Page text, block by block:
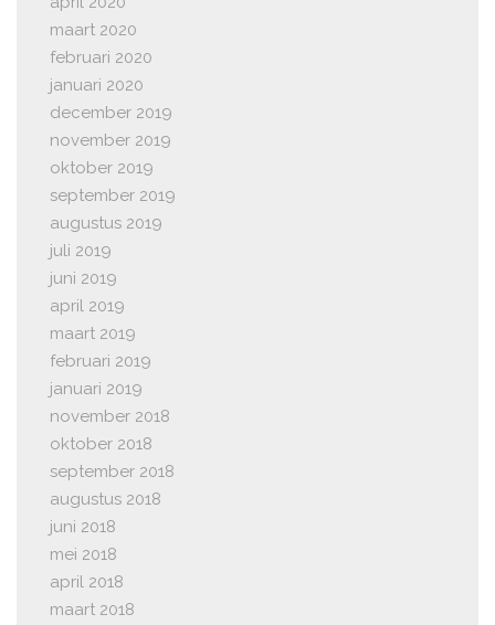
maart 2020
februari 2020
januari 2020
december 2019
november 2019
oktober 2019
september 2019
augustus 2019
juli 2019
juni 2019
april 2019
maart 2019
februari 2019
januari 2019
november 2018
oktober 2018
september 2018
augustus 2018
juni 2018
mei 2018
april 2018
maart 2018